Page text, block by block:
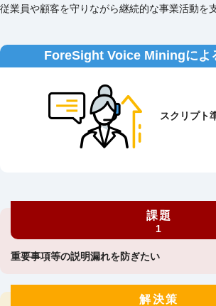
従業員や顧客を守りながら継続的な事業活動を
ForeSight Voice Miningによ
スクリプト
課題
1
重要事項等の説明漏れを防ぎたい
解決策